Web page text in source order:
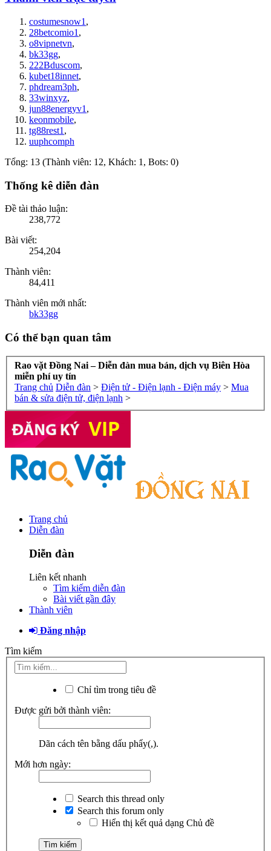
costumesnow1 ,
28betcomio1 ,
o8vipnetvn,
bk33gg,
222Bduscom,
kubet18innet,
phdream3ph,
33winxyz,
jun88energyv1 ,
keonmobile,
tg88rest1 ,
uuphcomph
Tổng: 13 (Thành viên: 12, Khách: 1, Bots: 0)
Thống kê diễn đàn
Đề tài thảo luận:
238,772
Bài viết:
254,204
Thành viên:
84,411
Thành viên mới nhất:
bk33gg
Có thể bạn quan tâm
Rao vặt Đồng Nai – Diễn đàn mua bán, dịch vụ Biên Hòa
miễn phí uy tín
Trang chủ Diễn đàn > Điện tử - Điện lạnh - Điện máy > Mua
bán & sửa điện tử, điện lạnh >
Trang chủ
Diễn đàn
Diễn đàn
Liên kết nhanh
Tìm kiếm diễn đàn
Bài viết gần đây
Thành viên
Đăng nhập
Tìm kiếm
Chỉ tìm trong tiêu đề
Được gửi bởi thành viên:
Dãn cách tên bằng dấu phẩy(,).
Mới hơn ngày:
Search this thread only
Search this forum only
Hiển thị kết quả dạng Chủ đề